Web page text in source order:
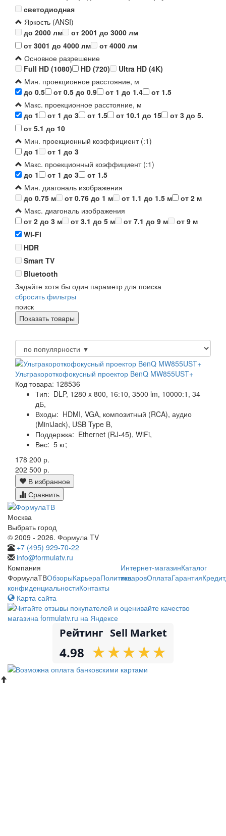
светодиодная
Яркость (ANSI)
до 2000 лм
от 2001 до 3000 лм
от 3001 до 4000 лм
от 4000 лм
Основное разрешение
Full HD (1080)
HD (720)
Ultra HD (4K)
Мин. проекционное расстояние, м
до 0.5
от 0.5 до 0.9 от 1 до 1.4
от 1.5
Макс. проекционное расстояние, м
до 1
от 1 до 3 от 1.5 от 10.1 до 15
от 3 до 5.
от 5.1 до 10
Мин. проекционный коэффициент (:1)
до 1
от 1 до 3
Макс. проекционный коэффициент (:1)
до 1
от 1 до 3
от 1.5
Мин. диагональ изображения
до 0.75 м
от 0.76 до 1 м от 1.1 до 1.5 м
от 2 м
Макс. диагональ изображения
от 2 до 3 м
от 3.1 до 5 м от 7.1 до 9 м
от 9 м
Wi-Fi
HDR
Smart TV
Bluetooth
Задайте хотя бы один параметр для поиска
сбросить фильтры
поиск
Ультракороткофокусный проектор BenQ MW855UST+
Код товара: 128536
Тип: DLP, 1280 x 800, 16:10, 3500 lm, 10000:1, 34
дБ,
Входы: HDMI, VGA, композитный (RCA), аудио
(MiniJack), USB Type B,
Поддержка: Ethernet (RJ-45), WiFi,
Вес: 5 кг;
178 200 р.
202 500 р.
В избранное
Сравнить
Москва
Выбрать город
© 2009 - 2026. Формула TV
+7 (495) 929-70-22
info@formulatv.ru
Компания
ФормулаТВОбзорыКарьераПолитика
конфиденциальностиКонтакты
Интернет-магазинКаталог
товаровОплатаГарантияКредит
Карта сайта
Рейтинг Sell Market
4.98 ★
★★
★★
★★
★★
★